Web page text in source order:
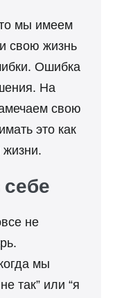
мы имеем
свою жизнь
Ошибка
На
свою
это как
не
мы
так” или “я